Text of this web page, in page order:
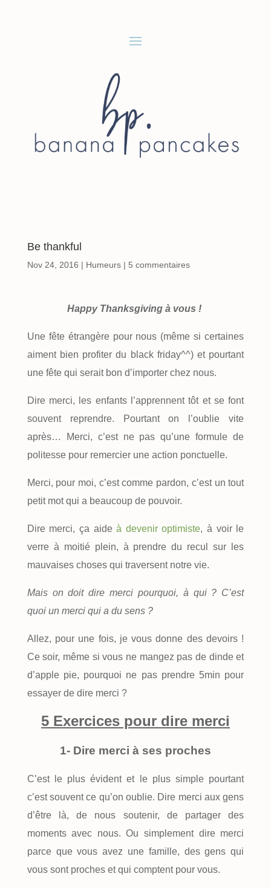
Be thankful
Nov 24, 2016 | Humeurs| 5 commentaires
Happy Thanksgiving à vous !
Une fête étrangère pour nous (même si certaines
aiment bien profiter du black friday^^) et pourtant
une fête qui serait bon d’importer chez nous.
Dire merci, les enfants l’apprennent tôt et se font
souvent reprendre. Pourtant on l’oublie vite
après… Merci, c’est ne pas qu’une formule de
politesse pour remercier une action ponctuelle.
Merci, pour moi, c’est comme pardon, c’est un tout
petit mot qui a beaucoup de pouvoir.
Dire merci, ça aideà devenir optimiste, à voir le
verre à moitié plein, à prendre du recul sur les
mauvaises choses qui traversent notre vie.
Mais on doit dire merci pourquoi, à qui ? C’est
quoi un merci qui a du sens ?
Allez, pour une fois, je vous donne des devoirs !
Ce soir, même si vous ne mangez pas de dinde et
d’apple pie, pourquoi ne pas prendre 5min pour
essayer de dire merci ?
5 Exercices pour dire merci
1- Dire merci à ses proches
C’est le plus évident et le plus simple pourtant
c’est souvent ce qu’on oublie. Dire merci aux gens
d’être là, de nous soutenir, de partager des
moments avec nous. Ou simplement dire merci
parce que vous avez une famille, des gens qui
vous sont proches et qui comptent pour vous.